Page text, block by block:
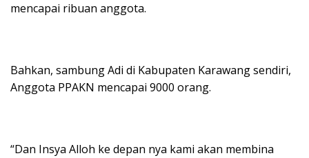
mencapai ribuan anggota.
Bahkan, sambung Adi di Kabupaten Karawang sendiri,
Anggota PPAKN mencapai 9000 orang.
“Dan Insya Alloh ke depan nya kami akan membina